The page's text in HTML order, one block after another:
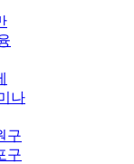
나
구
구